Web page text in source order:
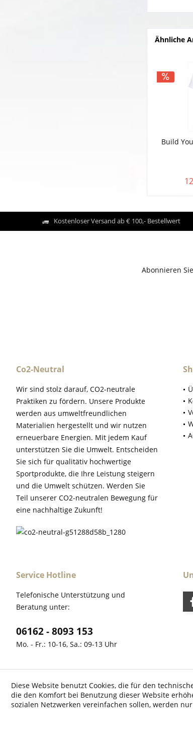
Ähnliche
Build
Kostenloser Versand ab € 100,- Bestellwert
Abonnieren
Co2-Neutral
Wir sind stolz darauf, CO2-neutrale
Praktiken zu fördern. Unsere Produkte
werden aus umweltfreundlichen
Materialien hergestellt und wir nutzen
erneuerbare Energien. Mit jedem Kauf
unterstützen Sie die Umwelt. Entscheiden
Sie sich für qualitätiv hochwertige
Sportprodukte, die Ihre Leistung steigern
und die Umwelt schützen. Werden Sie
Teil unserer CO2-neutralen Bewegung für
eine nachhaltige Zukunft!
Service Hotline
Telefonische Unterstützung und
Beratung unter:
06162 - 8093 153
Mo. - Fr.: 10-16, Sa.: 09-13 Uhr
* Alle
Diese Website benutzt Cookies, die für den
die den Komfort bei Benutzung dieser Website
sozialen Netzwerken vereinfachen sollen, werden